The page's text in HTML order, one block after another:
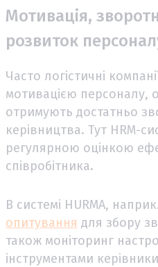
Мотивація,
розвиток
Часто логістичні
мотивацією персоналу,
отримують достатньо
керівництва. Тут HRM-
регулярною оцінкою
співробітника.
В системі HURMA,
опитування для збору
також моніторинг
інструментами